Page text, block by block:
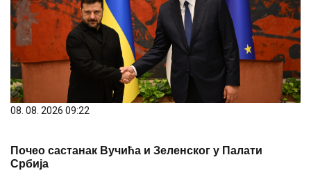
08. 08. 2026 09:22
Почео састанак Вучића и Зеленског у Палати
Србија